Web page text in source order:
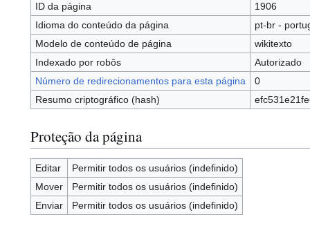
ID da página
1906
Idioma do conteúdo da página
pt-br -
Modelo de conteúdo de página
wikitexto
Indexado por robôs
Autorizado
Número de redirecionamentos para esta página
0
Resumo criptográfico (hash)
Proteção da página
Editar
Permitir todos os usuários (indefinido)
Mover
Permitir todos os usuários (indefinido)
Enviar
Permitir todos os usuários (indefinido)